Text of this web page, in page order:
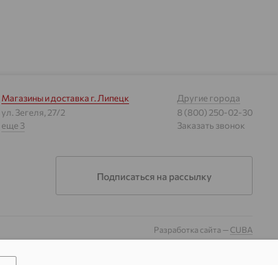
Магазины и доставка г. Липецк
ул. Зегеля, 27/2
еще 3
Другие города
8 (800) 250-02-30
Заказать звонок
Подписаться на рассылку
Разработка сайта — CUBA